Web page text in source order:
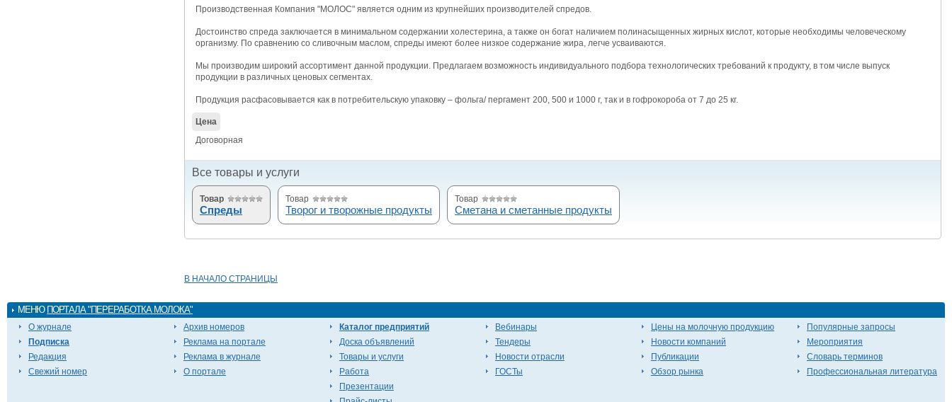
Производственная Компания "МОЛОС" является одним из крупнейших производителей спредов.
Достоинство спреда заключается в минимальном содержании холестерина, а также он богат наличием полинасыщенных жирных кислот, которые необходимы человеческому
организму. По сравнению со сливочным маслом, спреды имеют более низкое содержание жира, легче усваиваются.
Мы производим широкий ассортимент данной продукции. Предлагаем возможность индивидуального подбора технологических требований к продукту, в том числе выпуск
продукции в различных ценовых сегментах.
Продукция расфасовывается как в потребительскую упаковку – фольга/ пергамент 200, 500 и 1000 г, так и в гофрокороба от 7 до 25 кг.
Цена
Договорная
Все товары и услуги
Товар
Спреды
Товар
Творог и творожные продукты
Товар
Сметана и сметанные продукты
В НАЧАЛО СТРАНИЦЫ
МЕНЮ ПОРТАЛА "ПЕРЕРАБОТКА МОЛОКА"
О журнале
Подписка
Редакция
Свежий номер
Архив номеров
Реклама на портале
Реклама в журнале
О портале
Каталог предприятий
Доска объявлений
Товары и услуги
Работа
Презентации
Вебинары
Тендеры
Новости отрасли
ГОСТы
Цены на молочную продукцию
Новости компаний
Публикации
Обзор рынка
Популярные запросы
Мероприятия
Словарь терминов
Профессиональная литература